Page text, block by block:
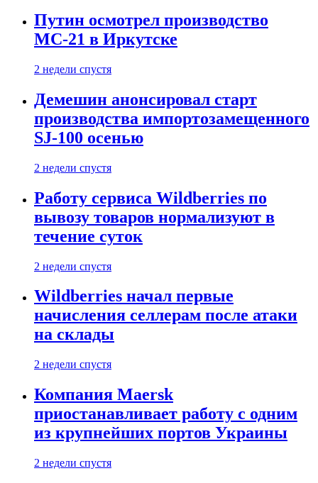
Путин осмотрел производство
МС-21 в Иркутске
2 недели спустя
Демешин анонсировал старт
производства импортозамещенного
SJ-100 осенью
2 недели спустя
Работу сервиса Wildberries по
вывозу товаров нормализуют в
течение суток
2 недели спустя
Wildberries начал первые
начисления селлерам после атаки
на склады
2 недели спустя
Компания Maersk
приостанавливает работу с одним
из крупнейших портов Украины
2 недели спустя